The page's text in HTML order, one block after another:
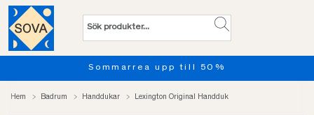
Sommarrea upp till 50%
Hem Badrum Handdukar Lexington Original Handduk